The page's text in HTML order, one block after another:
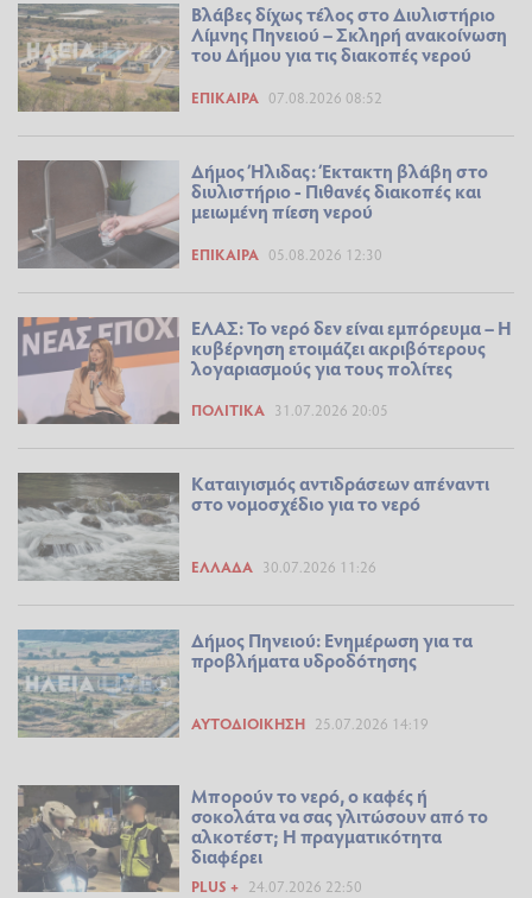
Βλάβες δίχως τέλος στο Διυλιστήριο
Λίμνης Πηνειού – Σκληρή ανακοίνωση
του Δήμου για τις διακοπές νερού
ΕΠΊΚΑΙΡΑ 07.08.2026 08:52
Δήμος Ήλιδας: Έκτακτη βλάβη στο
διυλιστήριο - Πιθανές διακοπές και
μειωμένη πίεση νερού
ΕΠΊΚΑΙΡΑ 05.08.2026 12:30
ΕΛΑΣ: Το νερό δεν είναι εμπόρευμα – Η
κυβέρνηση ετοιμάζει ακριβότερους
λογαριασμούς για τους πολίτες
ΠΟΛΙΤΙΚΆ 31.07.2026 20:05
Καταιγισμός αντιδράσεων απέναντι
στο νομοσχέδιο για το νερό
ΕΛΛΆΔΑ 30.07.2026 11:26
Δήμος Πηνειού: Ενημέρωση για τα
προβλήματα υδροδότησης
ΑΥΤΟΔΙΟΊΚΗΣΗ 25.07.2026 14:19
Μπορούν το νερό, ο καφές ή
σοκολάτα να σας γλιτώσουν από το
αλκοτέστ; Η πραγματικότητα
διαφέρει
PLUS + 24.07.2026 22:50